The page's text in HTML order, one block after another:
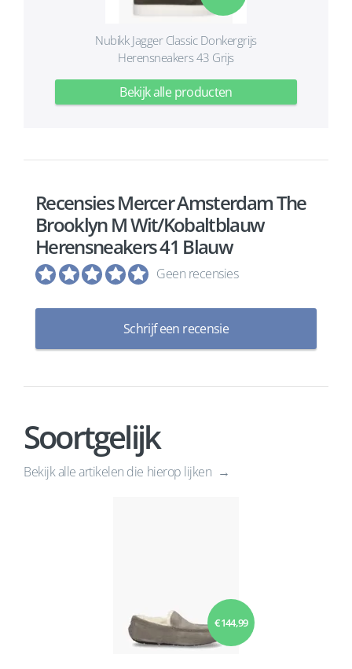
Nubikk Jagger Classic Donkergrijs
Herensneakers 43 Grijs
Bekijk alle producten
Recensies Mercer Amsterdam The
Brooklyn M Wit/Kobaltblauw
Herensneakers 41 Blauw
Geen recensies
Schrijf een recensie
Soortgelijk
Bekijk alle artikelen die hierop lijken
€ 144,99